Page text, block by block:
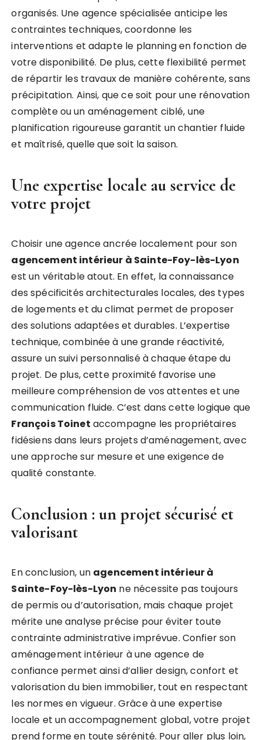
organisés. Une agence spécialisée anticipe les
contraintes techniques, coordonne les
interventions et adapte le planning en fonction de
votre disponibilité. De plus, cette flexibilité permet
de répartir les travaux de manière cohérente, sans
précipitation. Ainsi, que ce soit pour une rénovation
complète ou un aménagement ciblé, une
planification rigoureuse garantit un chantier fluide
et maîtrisé, quelle que soit la saison.
Une expertise locale au service de
votre projet
Choisir une agence ancrée localement pour son
agencement intérieur à Sainte-Foy-lès-Lyon
est un véritable atout. En effet, la connaissance
des spécificités architecturales locales, des types
de logements et du climat permet de proposer
des solutions adaptées et durables. L’expertise
technique, combinée à une grande réactivité,
assure un suivi personnalisé à chaque étape du
projet. De plus, cette proximité favorise une
meilleure compréhension de vos attentes et une
communication fluide. C’est dans cette logique que
François Toinet accompagne les propriétaires
fidésiens dans leurs projets d’aménagement, avec
une approche sur mesure et une exigence de
qualité constante.
Conclusion : un projet sécurisé et
valorisant
En conclusion, un agencement intérieur à
Sainte-Foy-lès-Lyon ne nécessite pas toujours
de permis ou d’autorisation, mais chaque projet
mérite une analyse précise pour éviter toute
contrainte administrative imprévue. Confier son
aménagement intérieur à une agence de
confiance permet ainsi d’allier design, confort et
valorisation du bien immobilier, tout en respectant
les normes en vigueur. Grâce à une expertise
locale et un accompagnement global, votre projet
prend forme en toute sérénité. Pour aller plus loin,